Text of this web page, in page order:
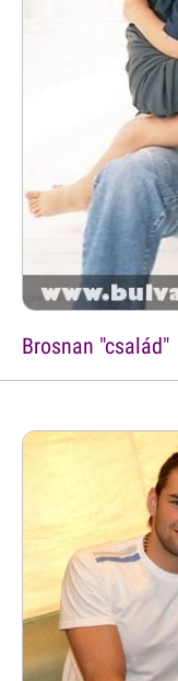
Brosnan "család"